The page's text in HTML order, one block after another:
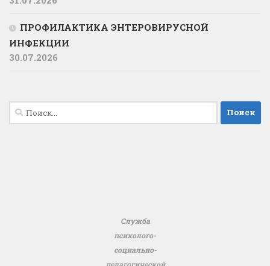
ПРОФИЛАКТИКА ЭНТЕРОВИРУСНОЙ
ИНФЕКЦИИ
30.07.2026
Найти:
Служба
психолого-
социально-
педагогической